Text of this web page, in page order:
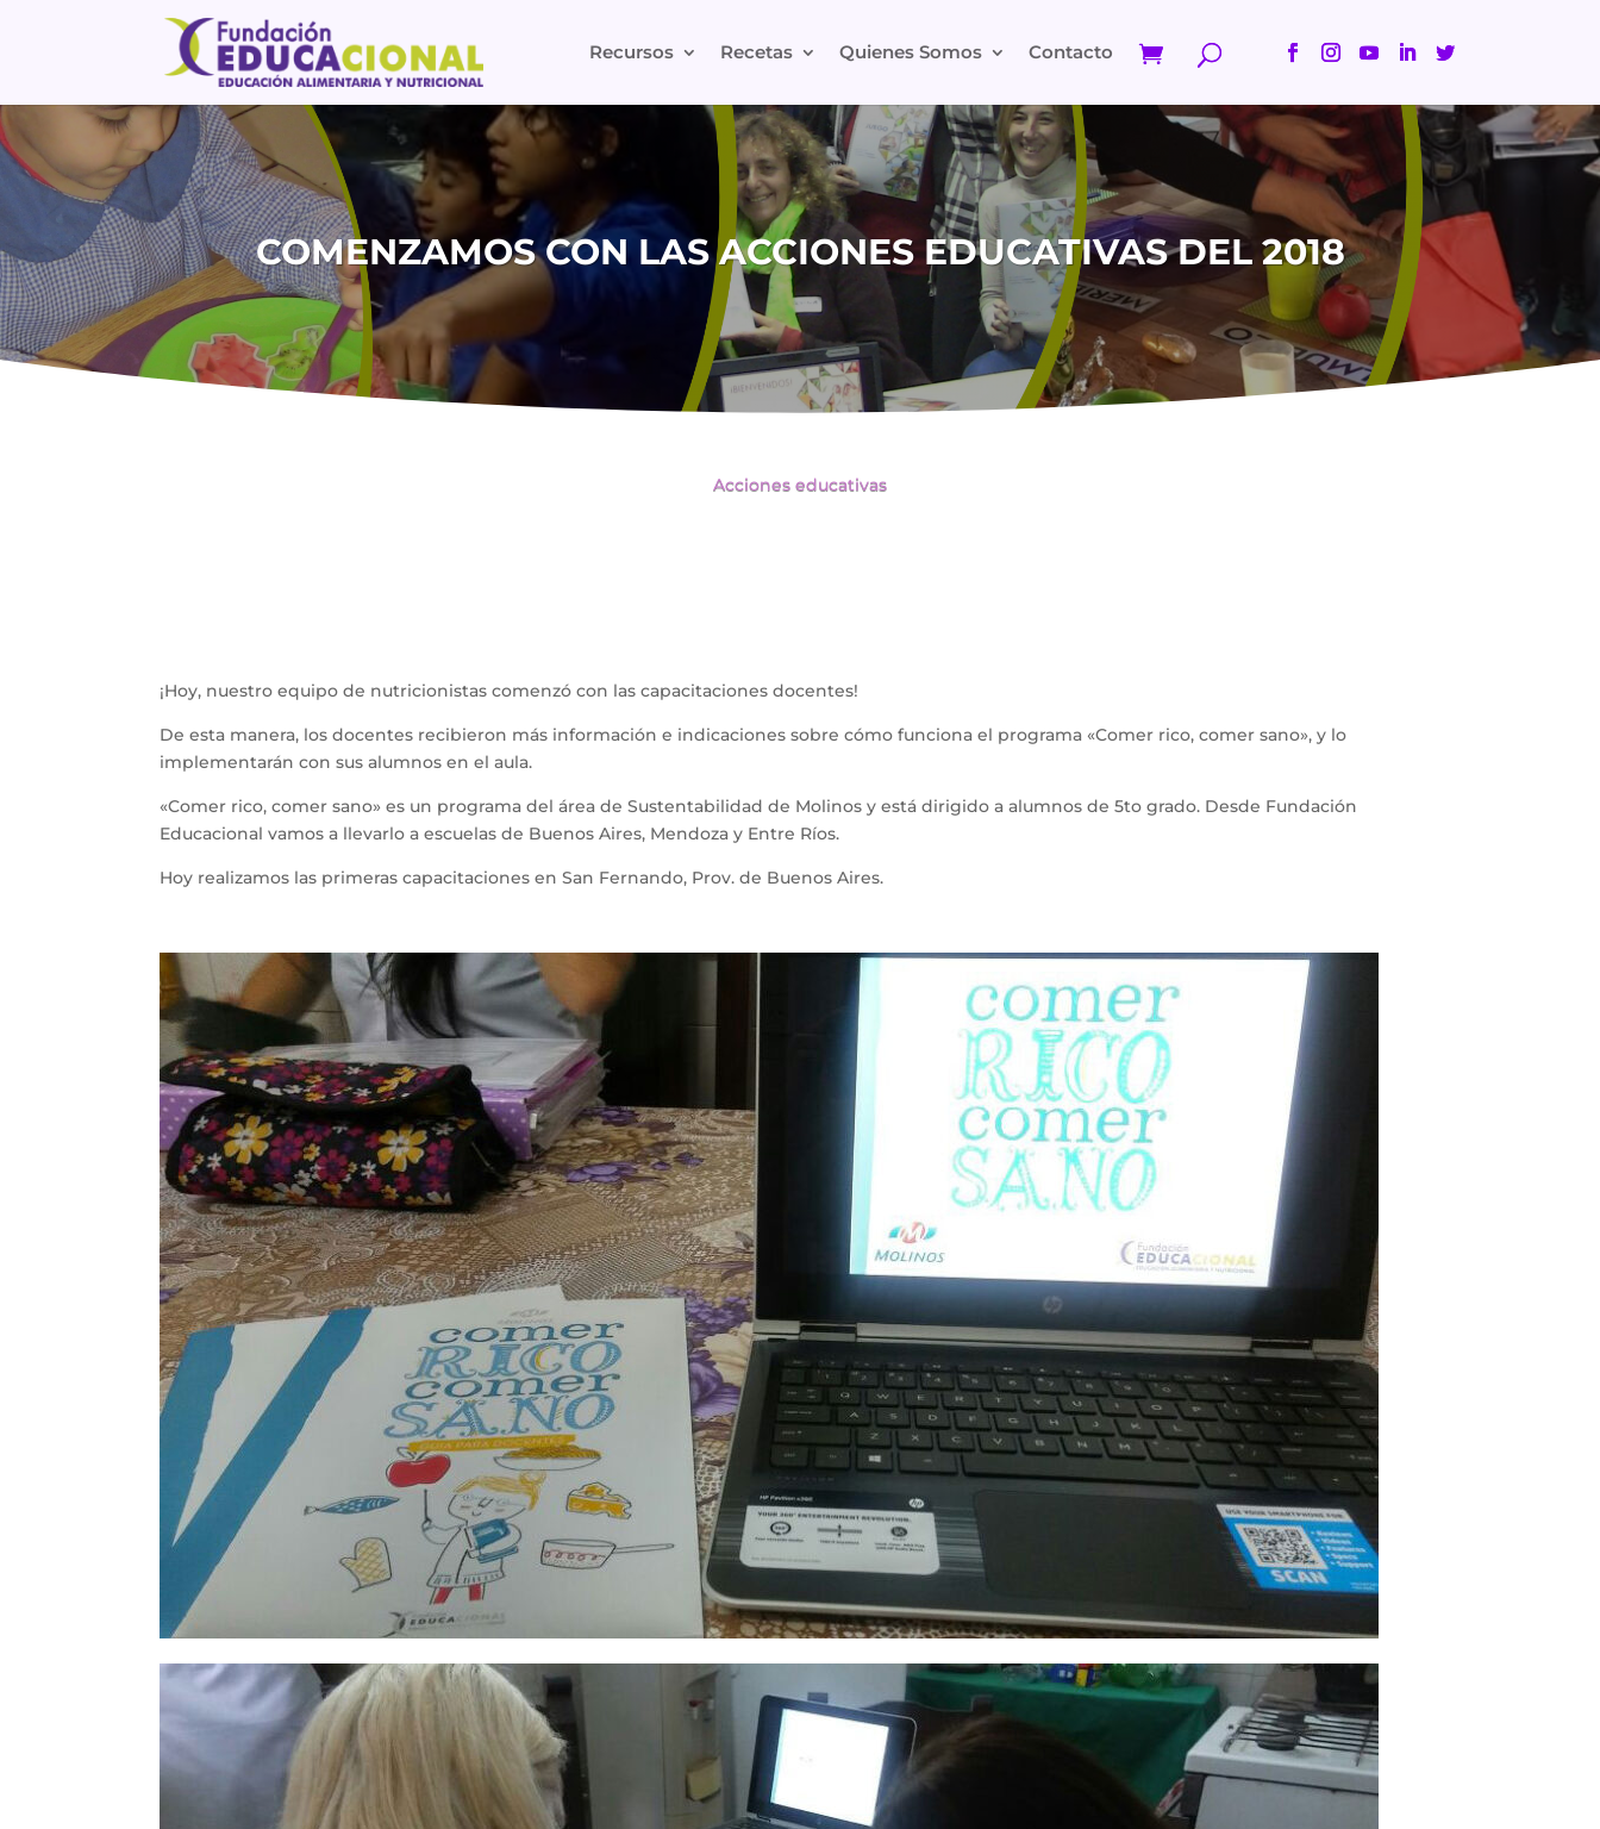
Recursos Recetas Quienes Somos Contacto
COMENZAMOS CON LAS ACCIONES EDUCATIVAS DEL 2018
Acciones educativas
¡Hoy, nuestro equipo de nutricionistas comenzó con las capacitaciones docentes!
De esta manera, los docentes recibieron más información e indicaciones sobre cómo funciona el programa «Comer rico, comer sano», y lo
implementarán con sus alumnos en el aula.
«Comer rico, comer sano» es un programa del área de Sustentabilidad de Molinos y está dirigido a alumnos de 5to grado. Desde Fundación
Educacional vamos a llevarlo a escuelas de Buenos Aires, Mendoza y Entre Ríos.
Hoy realizamos las primeras capacitaciones en San Fernando, Prov. de Buenos Aires.